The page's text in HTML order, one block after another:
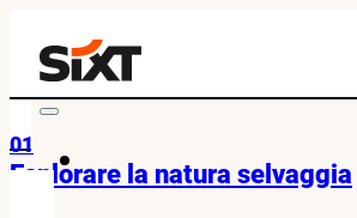
01
Esplorare la natura selvaggia